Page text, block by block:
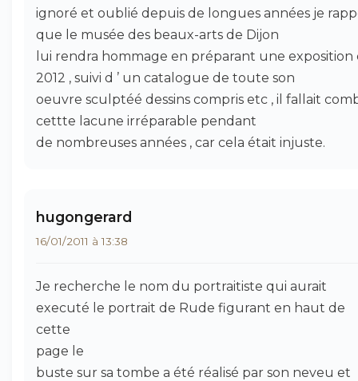
ignoré et oublié depuis de longues années je
que le musée des beaux-arts de Dijon
lui rendra hommage en préparant une exposition
2012 , suivi d ’ un catalogue de toute son
oeuvre sculptéé dessins compris etc , il fallait
cettte lacune irréparable pendant
de nombreuses années , car cela était injuste.
hugongerard
16/01/2011 à 13:38
Je recherche le nom du portraitiste qui aurait
executé le portrait de Rude figurant en haut de
cette
page le
buste sur sa tombe a été réalisé par son neveu et